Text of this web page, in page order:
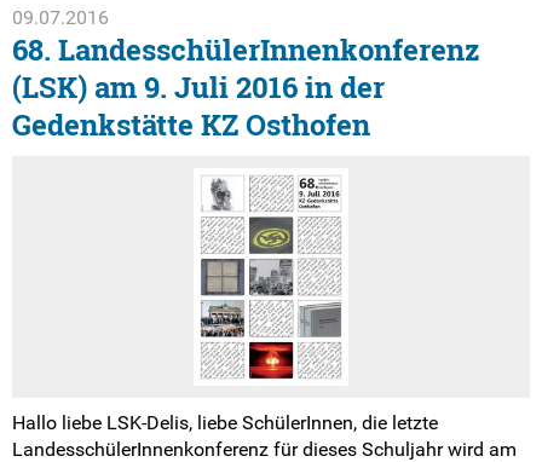
09.07.2016
68. LandesschülerInnenkonferenz
(LSK) am 9. Juli 2016 in der
Gedenkstätte KZ Osthofen
Hallo liebe LSK-Delis, liebe SchülerInnen, die letzte
LandesschülerInnenkonferenz für dieses Schuljahr wird am